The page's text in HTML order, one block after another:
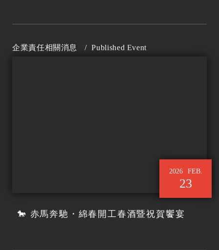
企業責任相關消息 / Published Event
2026 FEB.
23
🐎 赤馬奔馳・綿春開工春酒暨祝賀饗宴